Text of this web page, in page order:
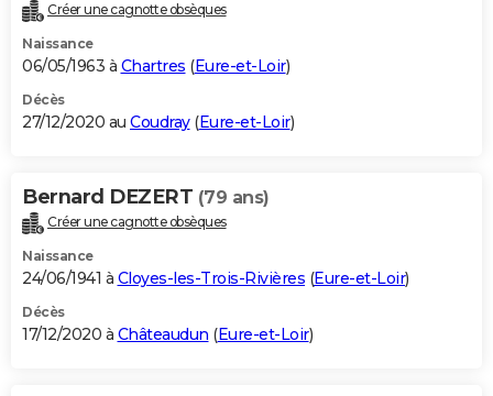
Créer une cagnotte obsèques
Naissance
06/05/1963 à Chartres (Eure-et-Loir)
Décès
27/12/2020 au Coudray(Eure-et-Loir)
Bernard DEZERT (79 ans)
Créer une cagnotte obsèques
Naissance
24/06/1941 à Cloyes-les-Trois-Rivières (Eure-et-Loir)
Décès
17/12/2020 à Châteaudun (Eure-et-Loir)